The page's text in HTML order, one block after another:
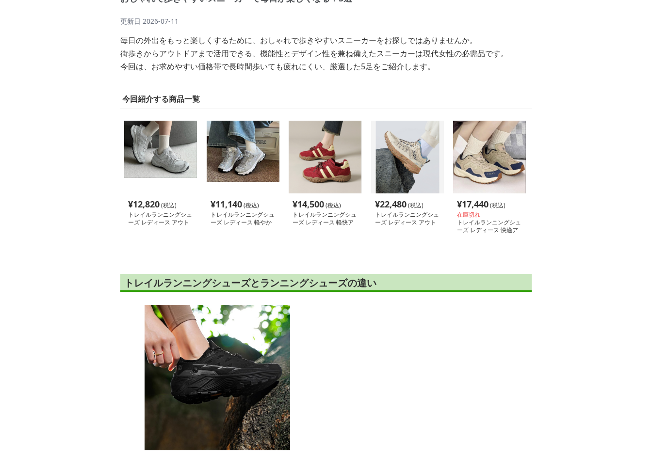
更新日 2026-07-11
毎日の外出をもっと楽しくするために、おしゃれで歩きやすいスニーカーをお探しではありませんか。
街歩きからアウトドアまで活用できる、機能性とデザイン性を兼ね備えたスニーカーは現代女性の必需品です。
今回は、お求めやすい価格帯で長時間歩いても疲れにくい、厳選した5足をご紹介します。
今回紹介する商品一覧
¥12,820(税込)
トレイルランニングシュ
ーズ レディース アウト
¥11,140(税込)
トレイルランニングシュ
ーズ レディース 軽やか
¥14,500(税込)
トレイルランニングシュ
ーズ レディース 軽快ア
¥22,480(税込)
トレイルランニングシュ
ーズ レディース アウト
¥17,440(税込)
在庫切れ
トレイルランニングシュ
ーズ レディース 快適ア
トレイルランニングシューズとランニングシューズの違い